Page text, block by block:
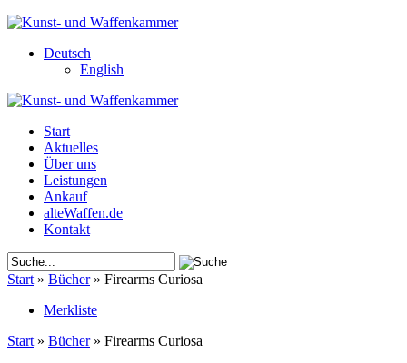
Deutsch
English
Start
Aktuelles
Über uns
Leistungen
Ankauf
alteWaffen.de
Kontakt
Start » Bücher» Firearms Curiosa
Merkliste
Start » Bücher» Firearms Curiosa